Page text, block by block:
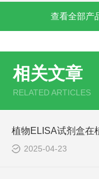
查看全部产
相关文章
RELATED ARTICLES
2025-04-23